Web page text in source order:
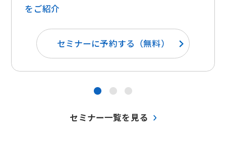
をご紹介
セミナーに予約する（無料）
● ● ●
セミナー一覧を見る